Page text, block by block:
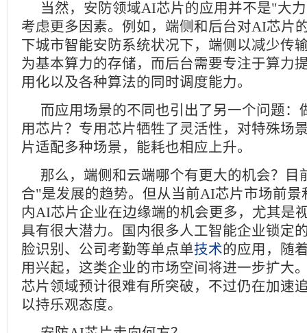
当然，安防领域AI芯片的应用并不是"大
考虑更多因素。例如，端侧和后台对AI芯片
下城市智能安防系统状况下，端侧以减少传
为基本算力的存储，而后台需要专注于算力
用化以及各种算法的同时调度能力。
而应用场景的不同也引出了另一个问题：
用芯片？专用芯片牺牲了灵活性，对特殊场
片适配多种场景，能耗也相应上升。
那么，端侧和云端哪个有更大的机会？目
合"是发展的趋势。但从当前AI芯片市场前景
内AI芯片企业在边缘端的机会更多，尤其是
具有很大潜力。国内很多人工智能企业锁定
脸识别、公司考勤等单点单技术的应用，随
用兴起，这类企业的市场空间将进一步扩大
芯片领域预计很难有所突破，不过仍在加速
以持乐观态度。